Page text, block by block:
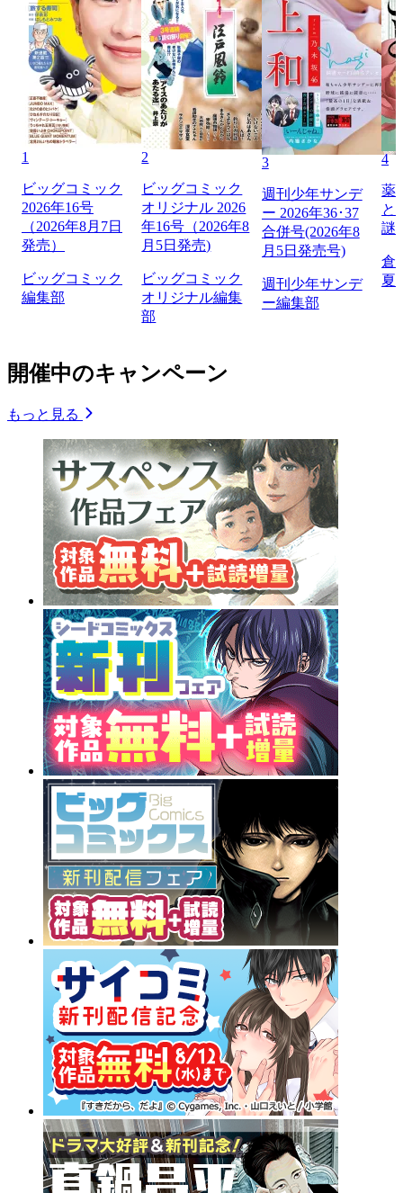
1
ビッグコミック
2026年16号
（2026年8月7日
発売）
ビッグコミック
編集部
2
ビッグコミック
オリジナル 2026
年16号（2026年8
月5日発売)
ビッグコミック
オリジナル編集
部
3
週刊少年サンデ
ー 2026年36･37
合併号(2026年8
月5日発売号)
週刊少年サンデ
ー編集部
4
薬
と
謎
倉
夏
開催中のキャンペーン
もっと見る